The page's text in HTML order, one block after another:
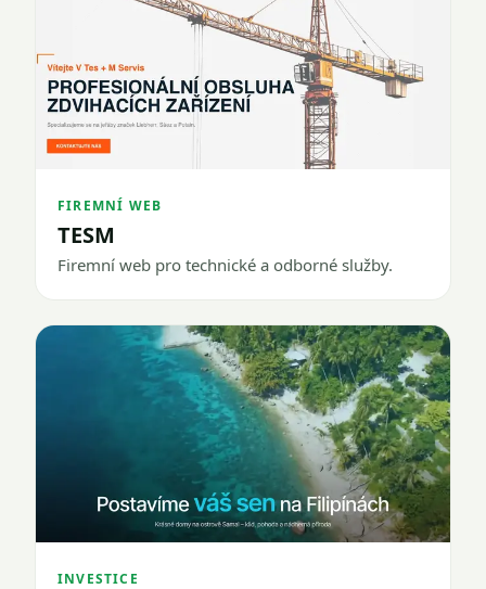
FIREMNÍ WEB
TESM
Firemní web pro technické a odborné služby.
INVESTICE